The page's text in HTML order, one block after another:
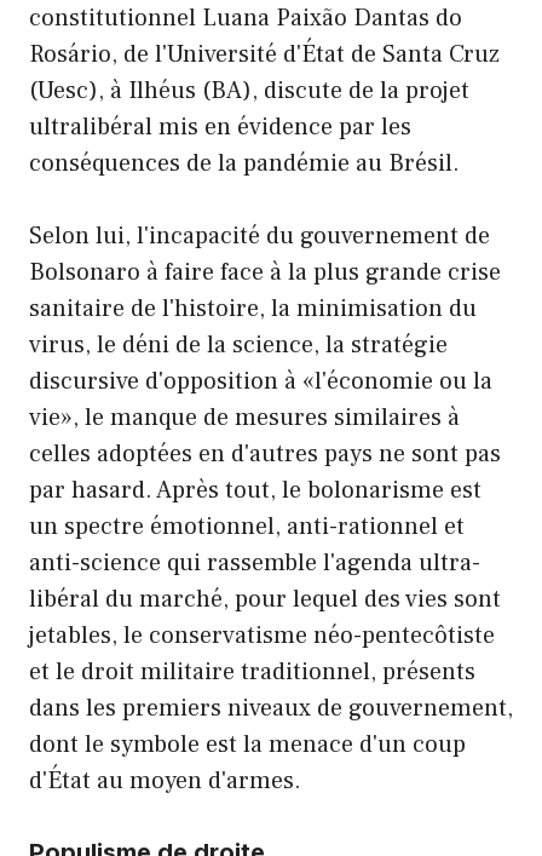
constitutionnel Luana Paixão Dantas do
Rosário, de l'Université d'État de Santa Cruz
(Uesc), à Ilhéus (BA), discute de la projet
ultralibéral mis en évidence par les
conséquences de la pandémie au Brésil.
Selon lui, l'incapacité du gouvernement de
Bolsonaro à faire face à la plus grande crise
sanitaire de l'histoire, la minimisation du
virus, le déni de la science, la stratégie
discursive d'opposition à «l'économie ou la
vie», le manque de mesures similaires à
celles adoptées en d'autres pays ne sont pas
par hasard. Après tout, le bolonarisme est
un spectre émotionnel, anti-rationnel et
anti-science qui rassemble l'agenda ultra-
libéral du marché, pour lequel des vies sont
jetables, le conservatisme néo-pentecôtiste
et le droit militaire traditionnel, présents
dans les premiers niveaux de gouvernement,
dont le symbole est la menace d'un coup
d'État au moyen d'armes.